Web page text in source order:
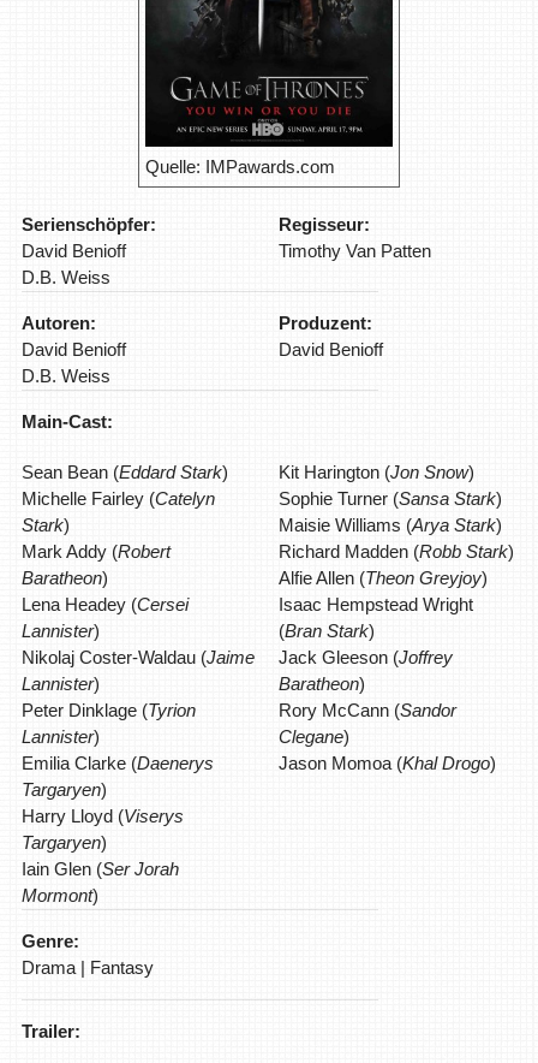
Quelle: IMPawards.com
Serienschöpfer:
David Benioff
D.B. Weiss
Regisseur:
Timothy Van Patten
Autoren:
David Benioff
D.B. Weiss
Produzent:
David Benioff
Main-Cast:
Sean Bean (Eddard Stark)
Michelle Fairley (Catelyn
Stark)
Mark Addy (Robert
Baratheon)
Lena Headey (Cersei
Lannister)
Nikolaj Coster-Waldau (Jaime
Lannister)
Peter Dinklage (Tyrion
Lannister)
Emilia Clarke (Daenerys
Targaryen)
Harry Lloyd (Viserys
Targaryen)
Iain Glen (Ser Jorah
Mormont)
Kit Harington (Jon Snow)
Sophie Turner (Sansa Stark)
Maisie Williams (Arya Stark)
Richard Madden (Robb Stark)
Alfie Allen (Theon Greyjoy)
Isaac Hempstead Wright
(Bran Stark)
Jack Gleeson (Joffrey
Baratheon)
Rory McCann (Sandor
Clegane)
Jason Momoa (Khal Drogo)
Genre:
Drama | Fantasy
Trailer: